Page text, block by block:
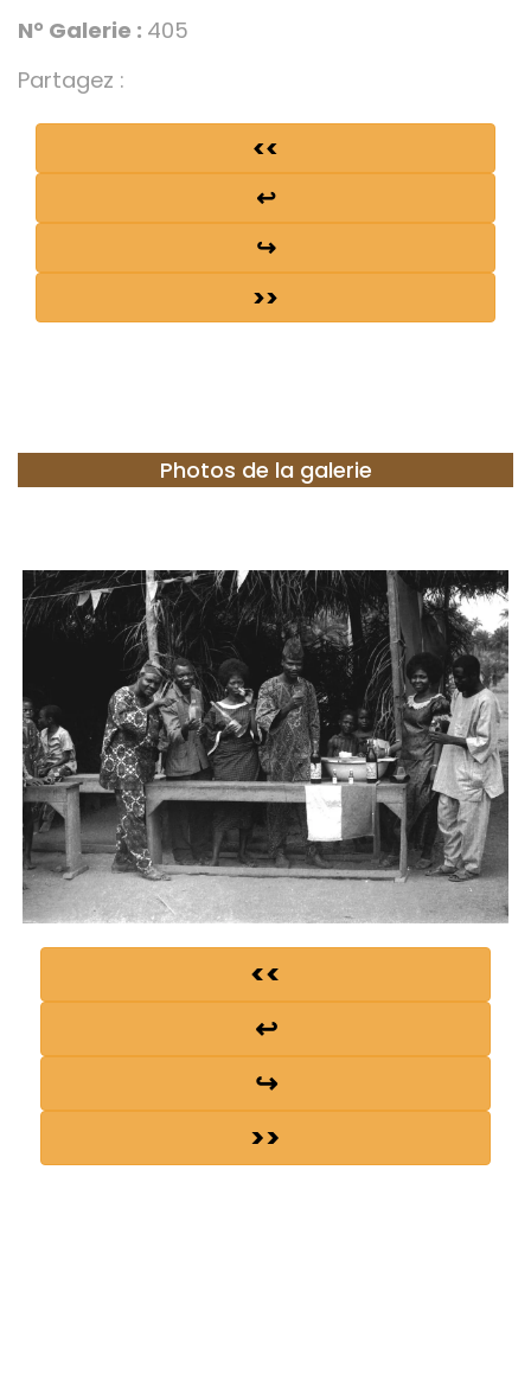
N° Galerie : 405
Partagez :
<<
↩
↪
>>
Photos de la galerie
<<
↩
↪
>>